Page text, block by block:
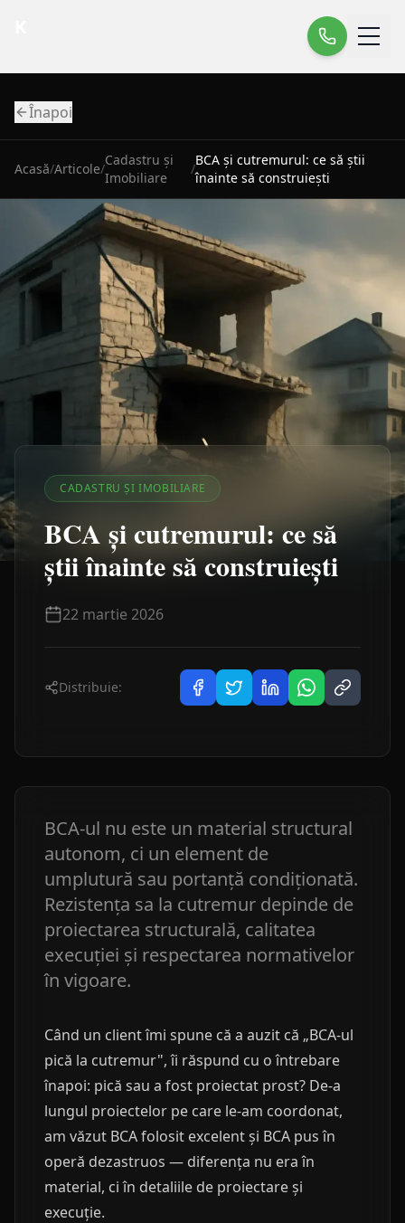
Înapoi
Acasă/Articole/
Cadastru și
Imobiliare
/
BCA și cutremurul: ce să știi
înainte să construiești
CADASTRU ȘI IMOBILIARE
BCA și cutremurul: ce să
știi înainte să construiești
22 martie 2026
Distribuie:
BCA-ul nu este un material structural
autonom, ci un element de
umplutură sau portanță condiționată.
Rezistența sa la cutremur depinde de
proiectarea structurală, calitatea
execuției și respectarea normativelor
în vigoare.
Când un client îmi spune că a auzit că „BCA-ul
pică la cutremur", îi răspund cu o întrebare
înapoi: pică sau a fost proiectat prost? De-a
lungul proiectelor pe care le-am coordonat,
am văzut BCA folosit excelent și BCA pus în
operă dezastruos — diferența nu era în
material, ci în detaliile de proiectare și
execuție.